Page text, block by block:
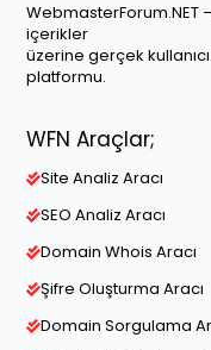
WebmasterForum.NET –
içerikler
üzerine gerçek
platformu.
WFN Araçlar;
Site Analiz Aracı
SEO Analiz Aracı
Domain Whois Aracı
Şifre Oluşturma Aracı
Domain Sorgulama